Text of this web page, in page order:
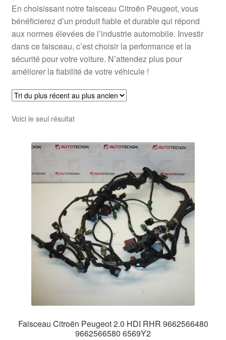
Termes et conditions
En choisissant notre faisceau Citroën Peugeot, vous
bénéficierez d’un produit fiable et durable qui répond
aux normes élevées de l’industrie automobile. Investir
dans ce faisceau, c’est choisir la performance et la
sécurité pour votre voiture. N’attendez plus pour
améliorer la fiabilité de votre véhicule !
Voici le seul résultat
Faisceau Citroën Peugeot 2.0 HDI RHR 9662566480
9662566580 6569Y2